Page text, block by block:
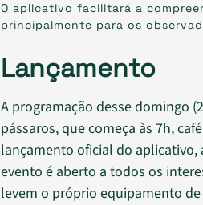
O aplicativo facilitará a
principalmente para os
Lançamento
A programação desse domingo
pássaros, que começa às 7h,
lançamento oficial do aplicativo,
evento é aberto a todos os
levem o próprio equipamento